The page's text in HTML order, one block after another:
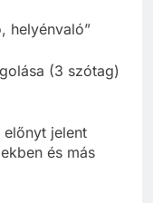
helyénvaló”
(3 szótag)
előnyt jelent
és más